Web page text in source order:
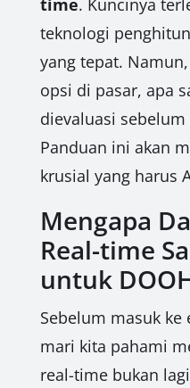
time. Kuncinya
teknologi
yang tepat.
opsi di pasar, apa
dievaluasi
Panduan ini akan
krusial yang harus
Mengapa
Real-time
untuk
Sebelum masuk
mari kita pahami
real-time bukan